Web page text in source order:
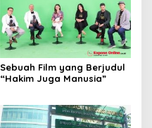
Sebuah Film yang Berjudul
“Hakim Juga Manusia”